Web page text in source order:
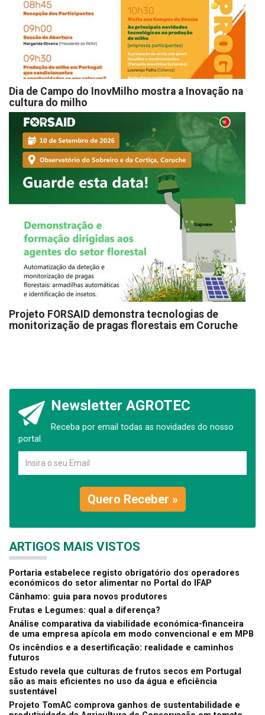
Dia de Campo do InovMilho mostra a Inovação na
cultura do milho
Projeto FORSAID demonstra tecnologias de
monitorização de pragas florestais em Coruche
Newsletter AGROTEC
Receba por email todas as novidades do nosso
portal.
Quero Receber »
ARTIGOS MAIS VISTOS
Portaria estabelece registo obrigatório dos operadores
económicos do setor alimentar no Portal do IFAP
Cânhamo: guia para novos produtores
Frutas e Legumes: qual a diferença?
Análise comparativa da viabilidade económica-financeira
de uma empresa apícola em modo convencional e em MPB
Os incêndios e a desertificação: realidade e caminhos
futuros
Estudo revela que culturas de frutos secos em Portugal
são as mais eficientes no uso da água e eficiência
sustentável
Projeto TomAC comprova ganhos de sustentabilidade e